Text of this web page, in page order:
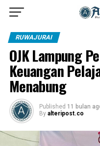
RUWAJURAI
OJK Lampung
Keuangan
Menabung
Published 11 bulan
By alteripost.co